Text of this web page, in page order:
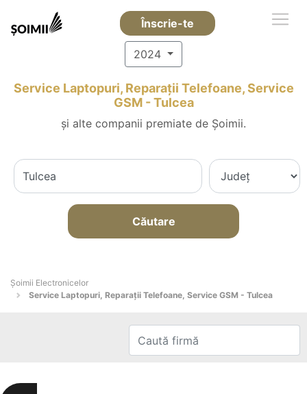
Înscrie-te
2024
Service Laptopuri, Reparații Telefoane, Service
GSM - Tulcea
și alte companii premiate de Șoimii.
Căutare
Șoimii Electronicelor
Service Laptopuri, Reparații Telefoane, Service GSM - Tulcea